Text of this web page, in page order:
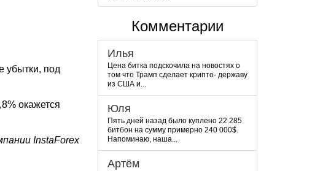
убытки, под
окажется
InstaForex
Комментарии
Илья
Цена битка подскочила на новостях о
том что Трамп сделает крипто- державу
из США и...
Юля
Пять дней назад было куплено 22 285
битбон на сумму примерно 240 000$.
Напоминаю, наша...
Артём